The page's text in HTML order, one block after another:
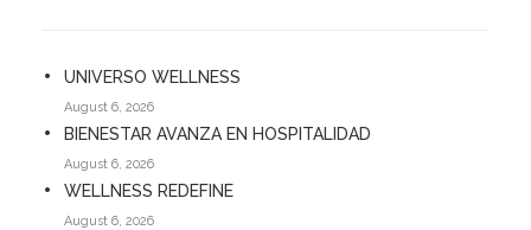
UNIVERSO WELLNESS
August 6, 2026
BIENESTAR AVANZA EN HOSPITALIDAD
August 6, 2026
WELLNESS REDEFINE
August 6, 2026